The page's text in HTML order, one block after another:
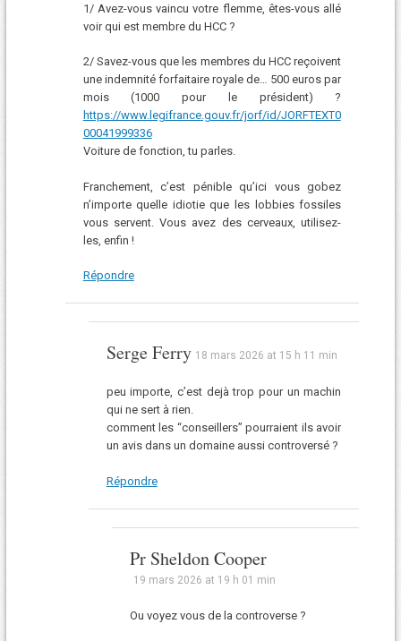
1/ Avez-vous vaincu votre flemme, êtes-vous allé
voir qui est membre du HCC ?
2/ Savez-vous que les membres du HCC reçoivent
une indemnité forfaitaire royale de… 500 euros par
mois (1000 pour le président) ?
https://www.legifrance.gouv.fr/jorf/id/JORFTEXT0
00041999336
Voiture de fonction, tu parles.
Franchement, c’est pénible qu’ici vous gobez
n’importe quelle idiotie que les lobbies fossiles
vous servent. Vous avez des cerveaux, utilisez-
les, enfin !
Répondre
Serge Ferry 18 mars 2026 at 15 h 11 min
peu importe, c’est dejà trop pour un machin
qui ne sert à rien.
comment les “conseillers” pourraient ils avoir
un avis dans un domaine aussi controversé ?
Répondre
Pr Sheldon Cooper
19 mars 2026 at 19 h 01 min
Ou voyez vous de la controverse ?